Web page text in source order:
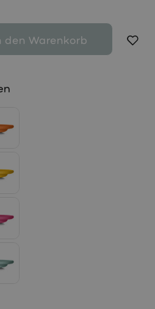
den Warenkorb